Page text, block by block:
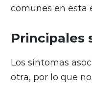
comunes en esta
Principales
Los síntomas
otra, por lo que